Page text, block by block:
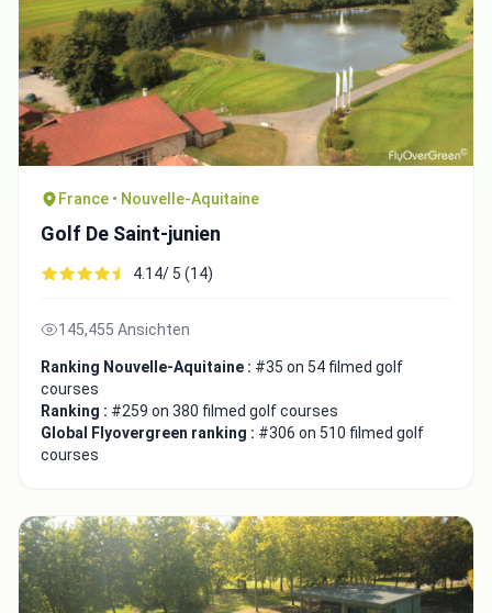
France • Nouvelle-Aquitaine
Golf De Saint-junien
4.14/ 5 (14)
145,455 Ansichten
Ranking Nouvelle-Aquitaine : #35 on 54 filmed golf
courses
Ranking : #259 on 380 filmed golf courses
Global Flyovergreen ranking : #306 on 510 filmed golf
courses